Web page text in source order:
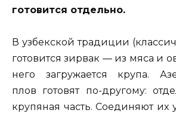
готовится отдельно.
В узбекской традиции
готовится зирвак — из мяса и
него загружается крупа.
плов готовят по-другому:
крупяная часть. Соединяют их